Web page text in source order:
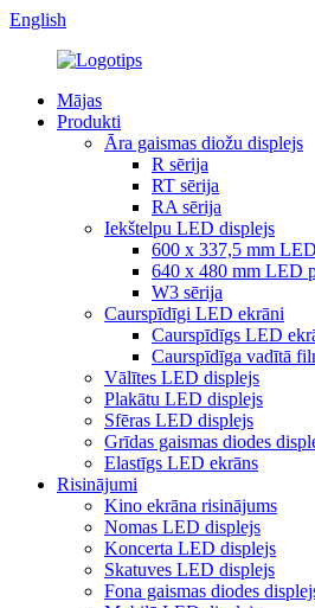
English
Mājas
Produkti
Āra gaismas diožu displejs
R sērija
RT sērija
RA sērija
Iekštelpu LED displejs
600 x 337,5 mm
640 x 480 mm LED
W3 sērija
Caurspīdīgi LED ekrāni
Caurspīdīgs LED
Caurspīdīga vadītā
Vālītes LED displejs
Plakātu LED displejs
Sfēras LED displejs
Grīdas gaismas diodes
Elastīgs LED ekrāns
Risinājumi
Kino ekrāna risinājums
Nomas LED displejs
Koncerta LED displejs
Skatuves LED displejs
Fona gaismas diodes